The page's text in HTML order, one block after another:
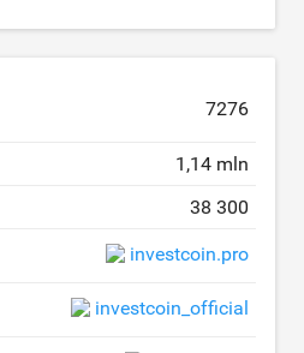
7276
1,14 mln
38 300
investcoin.pro
investcoin_official